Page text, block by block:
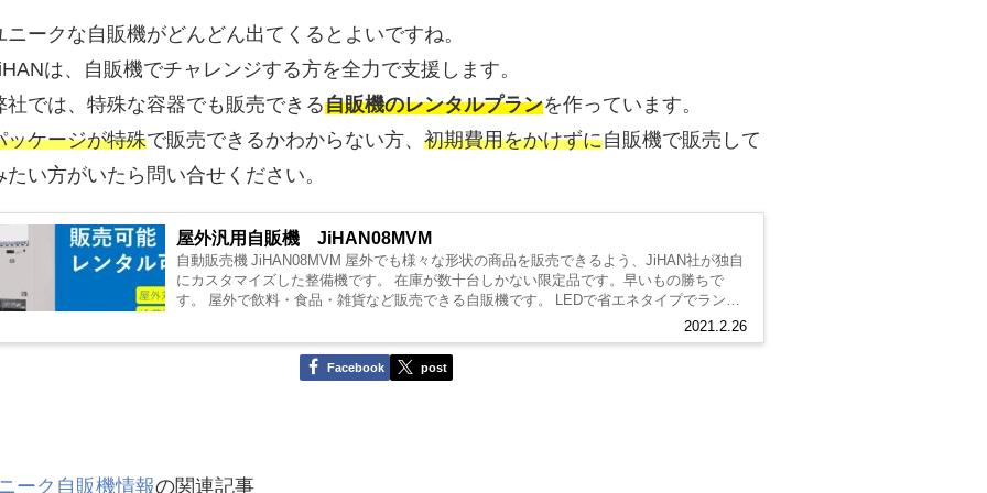
ニークな自販機がどんどん出てくるとよいですね。
は、自販機でチャレンジする方を全力で支援します。
社では、特殊な容器でも販売できる自販機のレンタルプランを作っています。
ッケージが特殊で販売できるかわからない方、初期費用をかけずに自販機で販売して
たい方がいたら問い合せください。
屋外汎用自販機 JiHAN08MVM
2021.2.26
自動販売機 JiHAN08MVM 屋外でも様々な形状の商品を販売できるよう、JiHAN社が独自
にカスタマイズした整備機です。 在庫が数十台しかない限定品です。早いもの勝ちで
す。 屋外で飲料・食品・雑貨など販売できる自販機です。 LEDで省エネタイプでランニ
Facebook post
ーク自販機情報の関連記事